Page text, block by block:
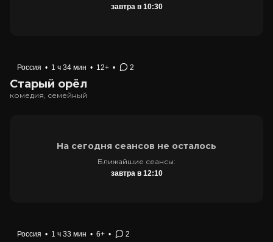
завтра в 10:30
Россия • 1 ч 34 мин • 12+ • 2
Старый орёл
комедия, семейный
На сегодня сеансов не осталось
Ближайшие сеансы:
завтра в 12:10
Россия • 1 ч 33 мин • 6+ • 2